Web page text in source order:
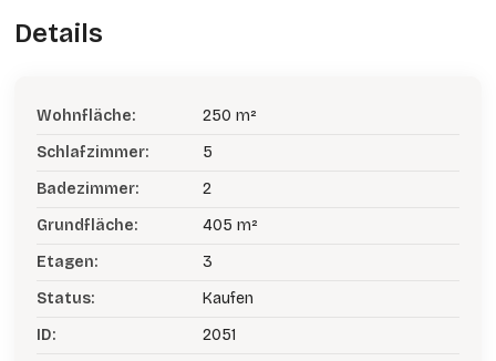
Details
Wohnfläche:
250 m²
Schlafzimmer:
5
Badezimmer:
2
Grundfläche:
405 m²
Etagen:
3
Status:
Kaufen
ID:
2051